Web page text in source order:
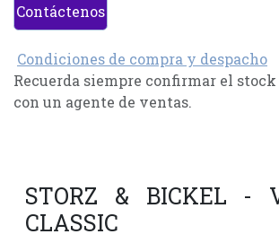
Contáctenos
Condiciones de compra y despacho
Recuerda siempre confirmar el
con un agente de ventas.
STORZ & BICKEL -
CLASSIC